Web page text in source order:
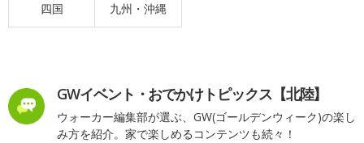
四国 九州・沖縄
GWイベント・おでかけトピックス【北陸】
ウォーカー編集部が選ぶ、GW(ゴールデンウィーク)の楽し
み方を紹介。家で楽しめるコンテンツも続々！